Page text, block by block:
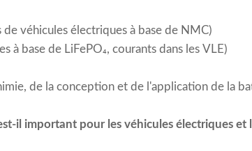
véhicules électriques à base de NMC)
à base de LiFePO₄, courants dans les VLE)
de la conception et de l'application de la
il important pour les véhicules électriques et